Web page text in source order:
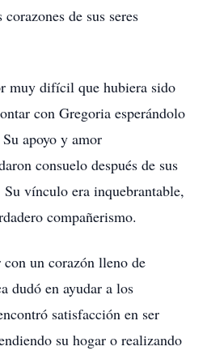
de sus seres
muy difícil que hubiera sido
con Gregoria esperándolo
apoyo y amor
consuelo después de sus
vínculo era inquebrantable,
compañerismo.
un corazón lleno de
dudó en ayudar a los
satisfacción en ser
su hogar o realizando